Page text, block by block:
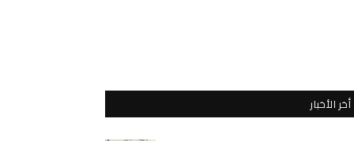
أخر الأخبار